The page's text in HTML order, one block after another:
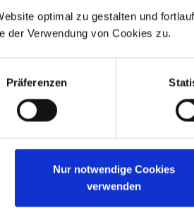
optimal zu gestalten und
der Verwendung von Cookies zu.
Präferenzen
Nur notwendige Cookies
verwenden